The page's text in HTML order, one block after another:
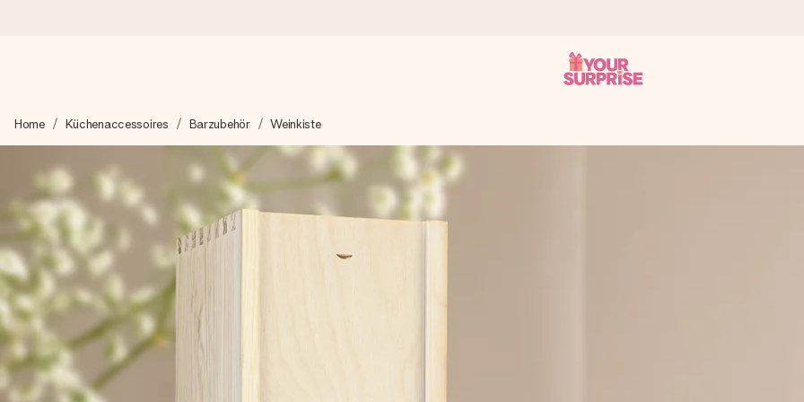
Wir bereiten dein Geschenk sorgfältig vor und schicken es blitzschnell – damit du es genau zum richtigen Zeitpunkt überreichen
zählt.
4,8 (basierend auf +15.000 Bewertungen)
Unsere Geschenke begeistern. Kunden bewerten uns mit 4,8 bei Google Reviews (Gesamtergebnis aller Länder, in die wir
+49 39292 929695
Montag - Freitag : 8:30 - 17:00 Uhr
Samstag - Sonntag : 8:30 - 13:00 Uhr
Home Küchenaccessoires Barzubehör Weinkiste